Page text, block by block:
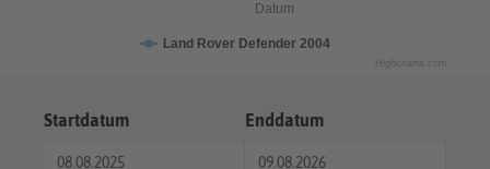
Datum
Land Rover Defender 2004
Highcharts.com
Startdatum Enddatum